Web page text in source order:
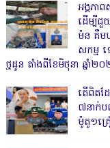
អង្គភា
ដើម្បីជួ
ម៉ន គឹម
សកម្ម
ថ្មដូន តាំងពីខែមិថុនា ឆ្នាំ២
តើពិត
៧នាក់ប
ម៉ូតូ១គ្